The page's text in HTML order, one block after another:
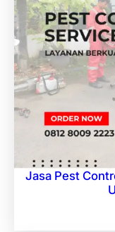
Jasa Pest